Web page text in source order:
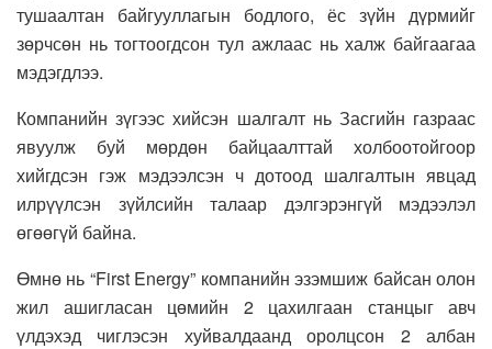
тушаалтан байгууллагын бодлого, ёс зүйн дүрмийг
зөрчсөн нь тогтоогдсон тул ажлаас нь халж байгаагаа
мэдэгдлээ.
Компанийн зүгээс хийсэн шалгалт нь Засгийн газраас
явуулж буй мөрдөн байцаалттай холбоотойгоор
хийгдсэн гэж мэдээлсэн ч дотоод шалгалтын явцад
илрүүлсэн зүйлсийн талаар дэлгэрэнгүй мэдээлэл
өгөөгүй байна.
Өмнө нь “First Energy” компанийн эзэмшиж байсан олон
жил ашигласан цөмийн 2 цахилгаан станцыг авч
үлдэхэд чиглэсэн хуйвалдаанд оролцсон 2 албан